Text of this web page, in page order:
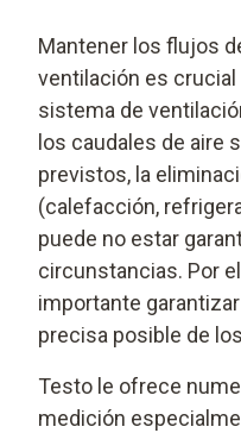
Mantener los flujos
ventilación es crucial
sistema de
los caudales de aire
previstos, la
(calefacción,
puede no estar
circunstancias. Por
importante
precisa posible de
Testo le ofrece
medición